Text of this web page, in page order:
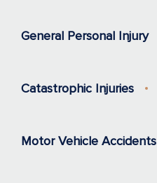
General Personal Injury
Catastrophic Injuries
Motor Vehicle Accidents